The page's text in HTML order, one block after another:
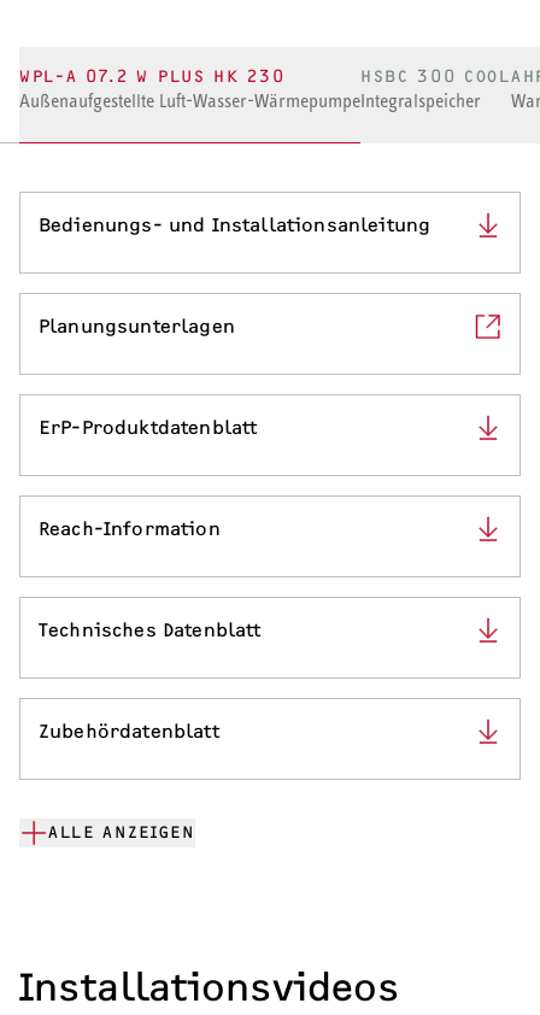
WPL-A 07.2 W PLUS HK 230
Außenaufgestellte Luft-Wasser-Wärmepumpe
HSBC 300 COOL
Integralspeicher
Bedienungs- und Installationsanleitung
Planungsunterlagen
ErP-Produktdatenblatt
Reach-Information
Technisches Datenblatt
Zubehördatenblatt
ALLE ANZEIGEN
Installationsvideos